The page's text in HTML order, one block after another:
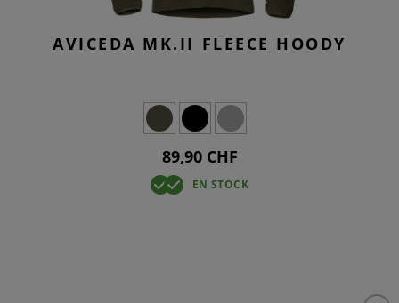
AVICEDA MK.II FLEECE HOODY
89,90 CHF
EN STOCK